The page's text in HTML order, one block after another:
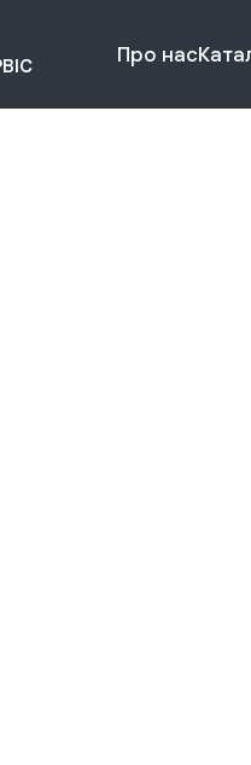
Про нас